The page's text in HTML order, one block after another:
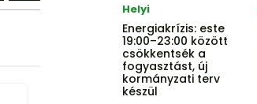
Helyi
Energiakrízis: este
19:00–23:00 között
csökkentsék a
fogyasztást, új
kormányzati terv
készül